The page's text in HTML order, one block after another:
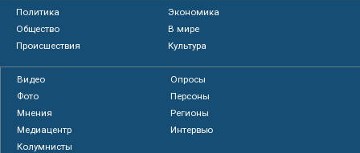
Политика
Экономика
Общество
В мире
Происшествия
Культура
Видео
Опросы
Фото
Персоны
Мнения
Регионы
Медиацентр
Интервью
Колумнисты